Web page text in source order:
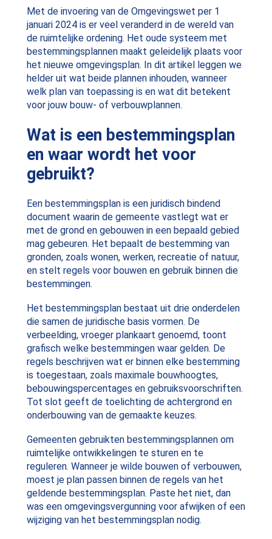
Met de invoering van de Omgevingswet per 1
januari 2024 is er veel veranderd in de wereld van
de ruimtelijke ordening. Het oude systeem met
bestemmingsplannen maakt geleidelijk plaats voor
het nieuwe omgevingsplan. In dit artikel leggen we
helder uit wat beide plannen inhouden, wanneer
welk plan van toepassing is en wat dit betekent
voor jouw bouw- of verbouwplannen.
Wat is een bestemmingsplan
en waar wordt het voor
gebruikt?
Een bestemmingsplan is een juridisch bindend
document waarin de gemeente vastlegt wat er
met de grond en gebouwen in een bepaald gebied
mag gebeuren. Het bepaalt de bestemming van
gronden, zoals wonen, werken, recreatie of natuur,
en stelt regels voor bouwen en gebruik binnen die
bestemmingen.
Het bestemmingsplan bestaat uit drie onderdelen
die samen de juridische basis vormen. De
verbeelding, vroeger plankaart genoemd, toont
grafisch welke bestemmingen waar gelden. De
regels beschrijven wat er binnen elke bestemming
is toegestaan, zoals maximale bouwhoogtes,
bebouwingspercentages en gebruiksvoorschriften.
Tot slot geeft de toelichting de achtergrond en
onderbouwing van de gemaakte keuzes.
Gemeenten gebruikten bestemmingsplannen om
ruimtelijke ontwikkelingen te sturen en te
reguleren. Wanneer je wilde bouwen of verbouwen,
moest je plan passen binnen de regels van het
geldende bestemmingsplan. Paste het niet, dan
was een omgevingsvergunning voor afwijken of een
wijziging van het bestemmingsplan nodig.